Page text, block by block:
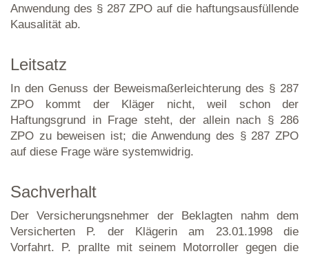
Anwendung des § 287 ZPO auf die haftungsausfüllende
Kausalität ab.
Leitsatz
In den Genuss der Beweismaßerleichterung des § 287
ZPO kommt der Kläger nicht, weil schon der
Haftungsgrund in Frage steht, der allein nach § 286
ZPO zu beweisen ist; die Anwendung des § 287 ZPO
auf diese Frage wäre systemwidrig.
Sachverhalt
Der Versicherungsnehmer der Beklagten nahm dem
Versicherten P. der Klägerin am 23.01.1998 die
Vorfahrt. P. prallte mit seinem Motorroller gegen die